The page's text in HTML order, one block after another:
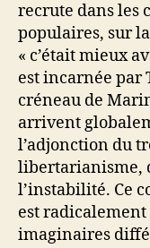
recrute dans les
populaires, sur
« c’était mieux
est incarnée par
créneau de
arrivent
l’adjonction du
libertarianisme,
l’instabilité. Ce
est
imaginaires